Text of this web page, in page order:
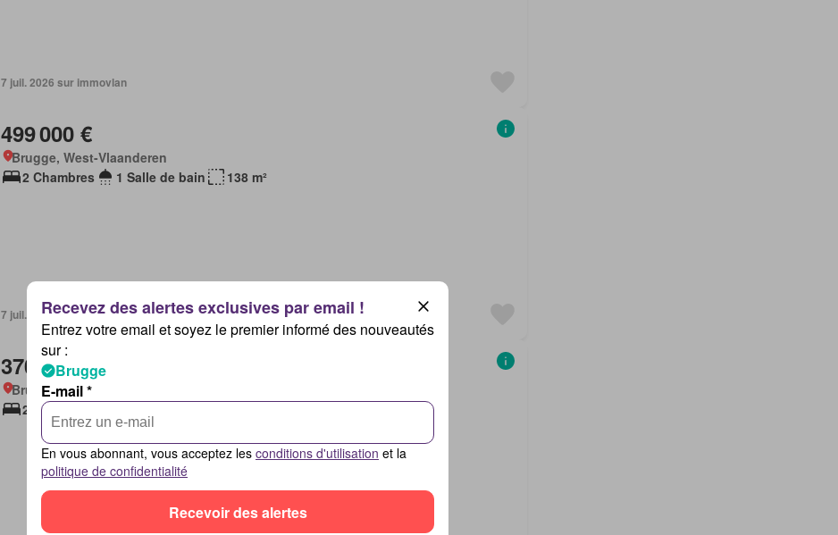
7 juil. 2026 sur immovlan
499 000 €
Brugge, West-Vlaanderen
2 Chambres
1 Salle de bain 138 m²
7 juil. 2026 sur immovlan
370 000 €
Brugge, West-Vlaanderen
2 Chambres
Entrez votre email et soyez le premier informé des nouveautés
sur :
Brugge
E-mail *
En vous abonnant, vous acceptez les conditions d'utilisation et la
politique de confidentialité
Recevoir des alertes